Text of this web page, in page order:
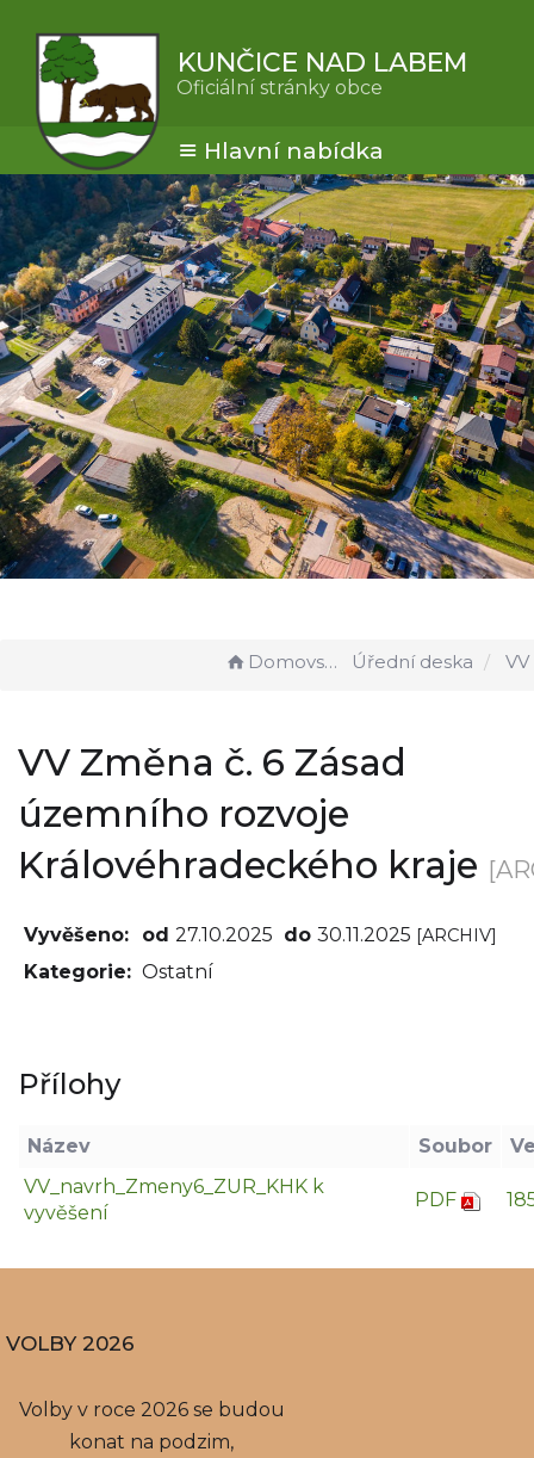
KUNČICE NAD LABEM
Oficiální stránky obce
Hlavní nabídka
Domovská stránka Úřední deska VV Změna č. 6
VV Změna č. 6 Zásad
územního rozvoje
Královéhradeckého kraje
Vyvěšeno: od 27.10.2025 do 30.11.2025 [ARCHIV]
Kategorie: Ostatní
Přílohy
Název Soubor
VV_navrh_Zmeny6_ZUR_KHK k
vyvěšení
PDF
VOLBY 2026
Volby v roce 2026 se budou
konat na podzim,